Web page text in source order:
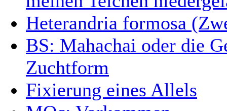
Heterandria formosa
BS: Mahachai oder die
Zuchtform
Fixierung eines Allels